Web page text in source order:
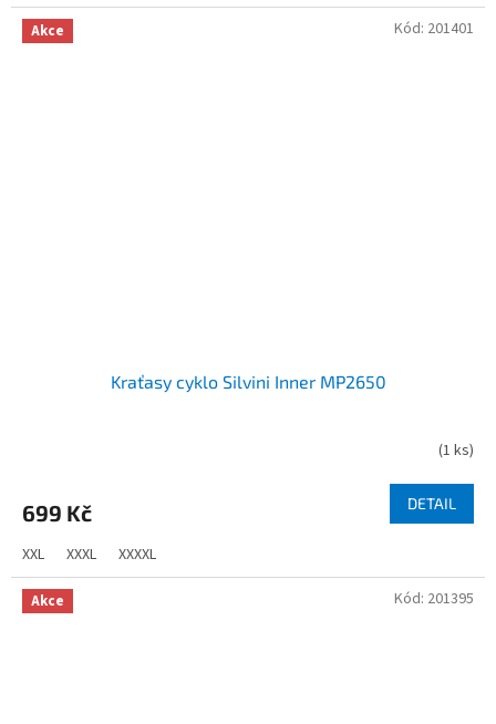
Akce
Kraťasy cyklo Silvini Inner MP2650
(1 ks)
699 Kč DETAIL
XXL XXXL XXXXL
Kód: 201401
Akce Kód: 201395